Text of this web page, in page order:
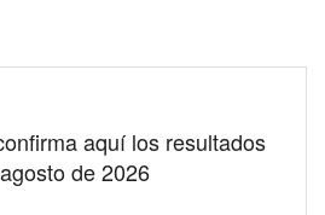
aquí los resultados
de 2026